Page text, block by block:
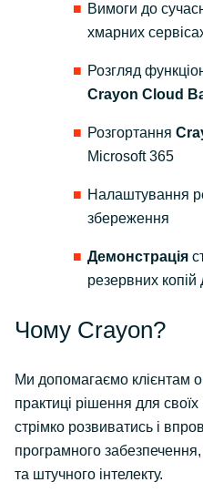
Вимоги до
хмарних
Розгляд
Crayon Сloud
Розгортання
Microsoft 365
Налаштування
збереження
Демонстрація
резервних копій
Чому Crayon?
Ми допомагаємо клієнтам
практиці рішення для
стрімко розвиватись і
програмного
та штучного інтелекту.